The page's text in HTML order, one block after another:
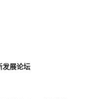
发展论坛